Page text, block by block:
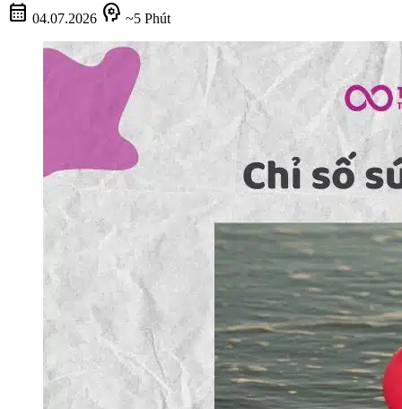
calendar_month 04.07.2026 psychology ~5 Phút